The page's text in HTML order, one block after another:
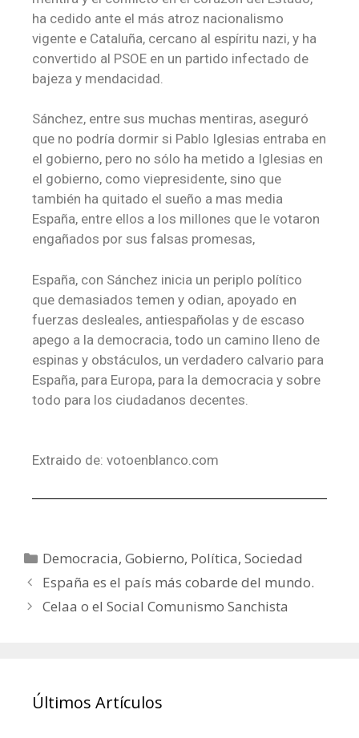
ha cedido ante el más atroz nacionalismo
vigente e Cataluña, cercano al espíritu nazi, y ha
convertido al PSOE en un partido infectado de
bajeza y mendacidad.
Sánchez, entre sus muchas mentiras, aseguró
que no podría dormir si Pablo Iglesias entraba en
el gobierno, pero no sólo ha metido a Iglesias en
el gobierno, como viepresidente, sino que
también ha quitado el sueño a mas media
España, entre ellos a los millones que le votaron
engañados por sus falsas promesas,
España, con Sánchez inicia un periplo político
que demasiados temen y odian, apoyado en
fuerzas desleales, antiespañolas y de escaso
apego a la democracia, todo un camino lleno de
espinas y obstáculos, un verdadero calvario para
España, para Europa, para la democracia y sobre
todo para los ciudadanos decentes.
Extraido de: votoenblanco.com
Democracia,Gobierno, Política,Sociedad
España es el país más cobarde del mundo.
Celaa o el Social Comunismo Sanchista
Últimos Artículos